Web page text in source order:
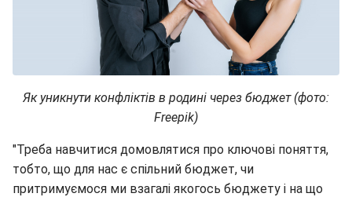
Як уникнути конфліктів в родині через бюджет (фото:
Freepik)
"Треба навчитися домовлятися про ключові поняття,
тобто, що для нас є спільний бюджет, чи
притримуємося ми взагалі якогось бюджету і на що